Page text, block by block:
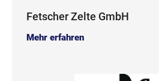
Fetscher Zelte GmbH
Mehr erfahren